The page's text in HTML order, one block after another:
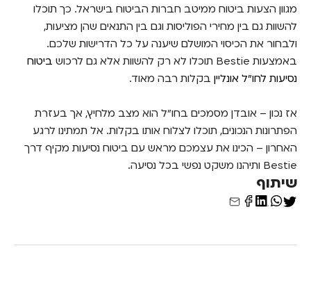
מגוון הצעות ביטוח ממיטב חברות הביטוח בישראל. כך תוכלו
להשוות גם בין מחירי הפוליסות וגם בין התנאים שהן מציעות,
ולבחור את הכיסוי המושלם שיענה על כל הדרישות שלכם.
באמצעות Bestie תוכלו לא רק להשוות אלא גם לרכוש
ביטוח
נסיעות לחו"ל אונליין בקלות רבה מאוד.
אז נכון – אובדן מסמכים בחו"ל הוא מצב מלחיץ, אך בעזרת
הפתרונות הנכונים, תוכלו לצלוח אותו בקלות. אל תמתינו לרגע
האחרון – הכינו את עצמכם מראש עם ביטוח נסיעות מקיף דרך
Bestie ותיהנו משקט נפשי בכל נסיעה.
שיתוף